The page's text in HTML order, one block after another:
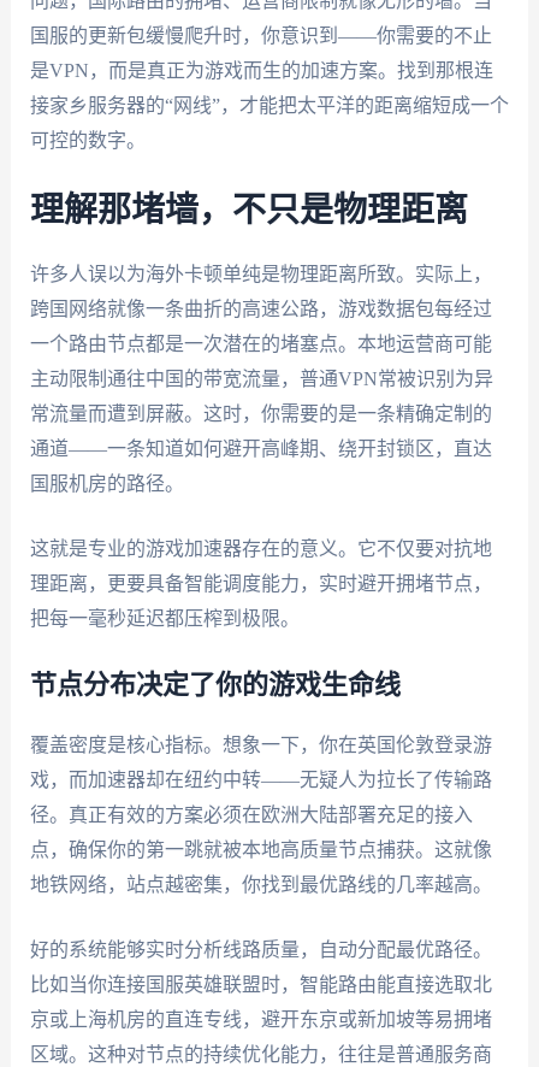
国服的更新包缓慢爬升时，你意识到——你需要的不止
是VPN，而是真正为游戏而生的加速方案。找到那根连
接家乡服务器的“网线”，才能把太平洋的距离缩短成一个
可控的数字。
理解那堵墙，不只是物理距离
许多人误以为海外卡顿单纯是物理距离所致。实际上，
跨国网络就像一条曲折的高速公路，游戏数据包每经过
一个路由节点都是一次潜在的堵塞点。本地运营商可能
主动限制通往中国的带宽流量，普通VPN常被识别为异
常流量而遭到屏蔽。这时，你需要的是一条精确定制的
通道——一条知道如何避开高峰期、绕开封锁区，直达
国服机房的路径。
这就是专业的游戏加速器存在的意义。它不仅要对抗地
理距离，更要具备智能调度能力，实时避开拥堵节点，
把每一毫秒延迟都压榨到极限。
节点分布决定了你的游戏生命线
覆盖密度是核心指标。想象一下，你在英国伦敦登录游
戏，而加速器却在纽约中转——无疑人为拉长了传输路
径。真正有效的方案必须在欧洲大陆部署充足的接入
点，确保你的第一跳就被本地高质量节点捕获。这就像
地铁网络，站点越密集，你找到最优路线的几率越高。
好的系统能够实时分析线路质量，自动分配最优路径。
比如当你连接国服英雄联盟时，智能路由能直接选取北
京或上海机房的直连专线，避开东京或新加坡等易拥堵
区域。这种对节点的持续优化能力，往往是普通服务商